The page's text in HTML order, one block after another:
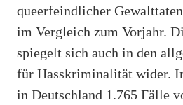
queerfeindlicher
im Vergleich zum Vorjahr.
spiegelt sich auch in den
für Hasskriminalität wider.
in Deutschland 1.765 Fälle